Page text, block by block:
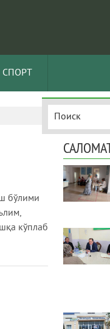
СПОРТ
бўлими
кўплаб